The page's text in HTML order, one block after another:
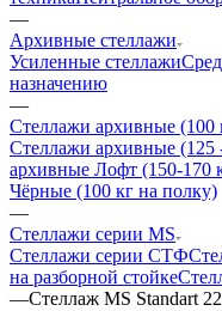
—
Архивные стеллажи
Усиленные стеллажи
назначению
—
Стеллажи архивные (100
Стеллажи архивные (125
архивные Лофт (150-170
Чёрные (100 кг на полку)
—
Стеллажи серии MS
Стеллажи серии СТФ
на разборной стойке
—Стеллаж MS Standart